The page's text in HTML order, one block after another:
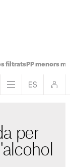
filtratsPP menors
per